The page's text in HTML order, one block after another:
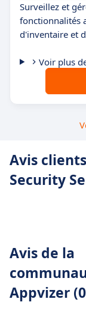
Surveillez et
fonctionnalités
d'inventaire et
Voir plus
Avis
Security
Avis de la
Appvizer